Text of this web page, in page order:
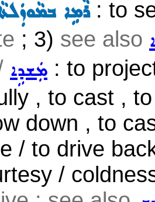
ܪܵܡܹܐ: to
; 3) see also
ܡܲܫܕܹܐ : to
, to cast ,
down , to
/ to drive
/